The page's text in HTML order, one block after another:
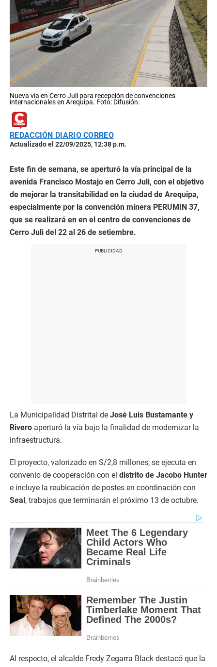
Nueva vía en Cerro Juli para recepción de convenciones
internacionales en Arequipa. Foto: Difusión.
REDACCIÓN DIARIO CORREO
Actualizado el 22/09/2025, 12:38 p.m.
Este fin de semana, se aperturó la vía principal de la
avenida Francisco Mostajo en Cerro Juli, con el objetivo
de mejorar la transitabilidad en la ciudad de Arequipa,
especialmente por la convención minera PERUMIN 37,
que se realizará en en el centro de convenciones de
Cerro Juli del 22 al 26 de setiembre.
La Municipalidad Distrital de José Luis Bustamante y
Rivero aperturó la vía bajo la finalidad de modernizar la
infraestructura.
El proyecto, valorizado en S/2,8 millones, se ejecuta en
convenio de cooperación con el distrito de Jacobo Hunter
e incluye la reubicación de postes en coordinación con
Seal , trabajos que terminarán el próximo 13 de octubre.
Al respecto, el alcalde Fredy Zegarra Black destacó que la